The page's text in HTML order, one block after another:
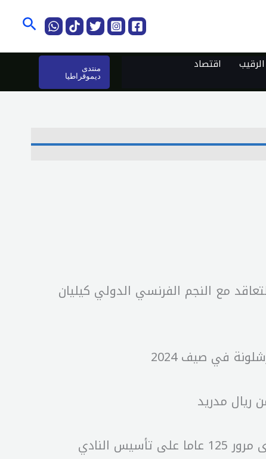
اقتصاد
منتدى
ديموقراطيا
مع النجم الفرنسي الدولي كيليان
في صيف 2024
ريال مدريد
النادي